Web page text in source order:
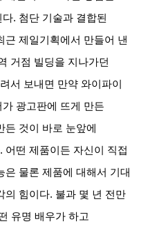
다. 첨단 기술과 결합된
근 제일기획에서 만들어 낸
거점 빌딩을 지나가던
서 보내면 만약 와이파이
광고판에 뜨게 만든
든 것이 바로 눈앞에
. 어떤 제품이든 자신이 직접
은 물론 제품에 대해서 기대
의 힘이다. 불과 몇 년 전만
유명 배우가 하고